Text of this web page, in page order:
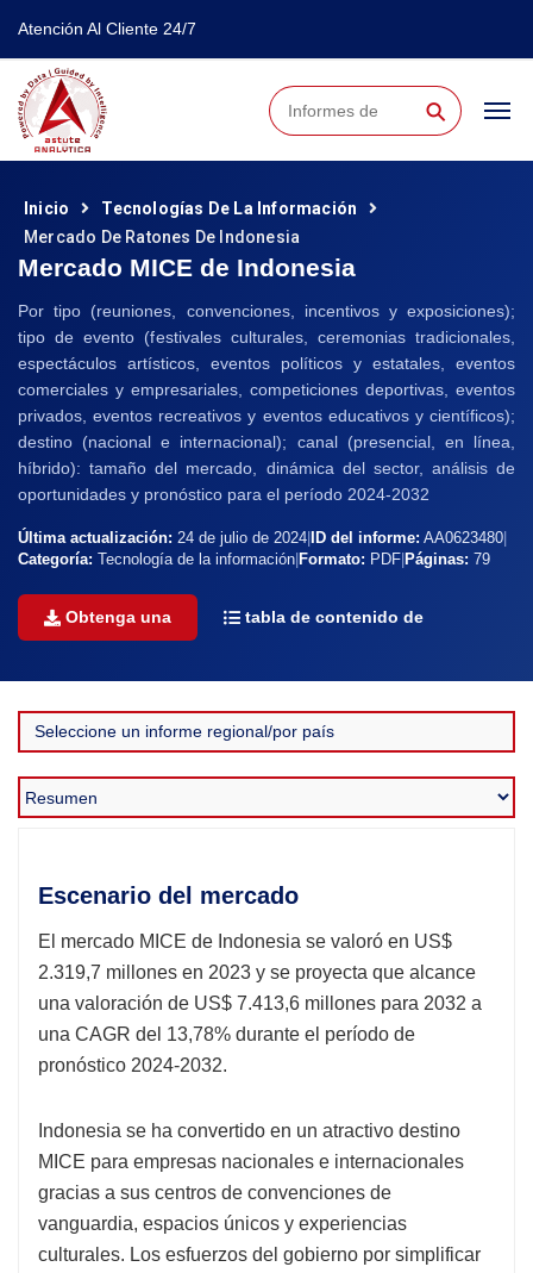
Atención Al Cliente 24/7
⚲
Inicio
Tecnologías De La Información
Mercado De Ratones De Indonesia
Mercado MICE de Indonesia
Por tipo (reuniones, convenciones, incentivos y exposiciones);
tipo de evento (festivales culturales, ceremonias tradicionales,
espectáculos artísticos, eventos políticos y estatales, eventos
comerciales y empresariales, competiciones deportivas, eventos
privados, eventos recreativos y eventos educativos y científicos);
destino (nacional e internacional); canal (presencial, en línea,
híbrido): tamaño del mercado, dinámica del sector, análisis de
oportunidades y pronóstico para el período 2024-2032
Última actualización: 24 de julio de 2024 ID del informe: AA0623480
Categoría: Tecnología de la información Formato: PDF Páginas: 79
Obtenga una tabla de contenido de
Escenario del mercado
El mercado MICE de Indonesia se valoró en US$
2.319,7 millones en 2023 y se proyecta que alcance
una valoración de US$ 7.413,6 millones para 2032 a
una CAGR del 13,78% durante el período de
pronóstico 2024-2032.
Indonesia se ha convertido en un atractivo destino
MICE para empresas nacionales e internacionales
gracias a sus centros de convenciones de
vanguardia, espacios únicos y experiencias
culturales. Los esfuerzos del gobierno por simplificar